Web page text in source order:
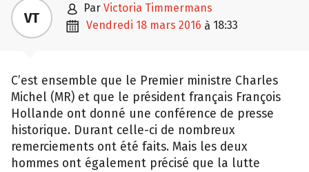
VT  par Victoria Timmermans
 vendredi 18 mars 2016 à 18:33
C’est ensemble que le Premier ministre Charles
Michel (MR) et que le président français François
Hollande ont donné une conférence de presse
historique. Durant celle-ci de nombreux
remerciements ont été faits. Mais les deux
hommes ont également précisé que la lutte